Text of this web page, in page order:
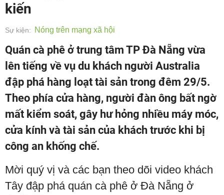
kiến
Sự kiện: Nóng trên mạng xã hội
Quán cà phê ở trung tâm TP Đà Nẵng vừa
lên tiếng về vụ du khách người Australia
đập phá hàng loạt tài sản trong đêm 29/5.
Theo phía cửa hàng, người đàn ông bất ngờ
mất kiểm soát, gây hư hỏng nhiều máy móc,
cửa kính và tài sản của khách trước khi bị
công an khống chế.
Mời quý vị và các bạn theo dõi video khách
Tây đập phá quán cà phê ở Đà Nẵng ở